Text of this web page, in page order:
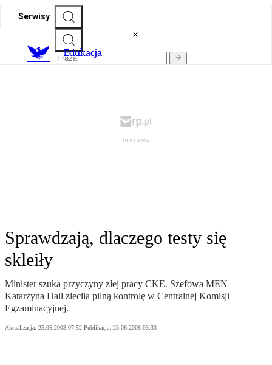
Serwisy
Edukacja
Sprawdzają, dlaczego testy się
skleiły
Minister szuka przyczyny złej pracy CKE. Szefowa MEN
Katarzyna Hall zleciła pilną kontrolę w Centralnej Komisji
Egzaminacyjnej.
Aktualizacja: 25.06.2008 07:52 Publikacja: 25.06.2008 03:33